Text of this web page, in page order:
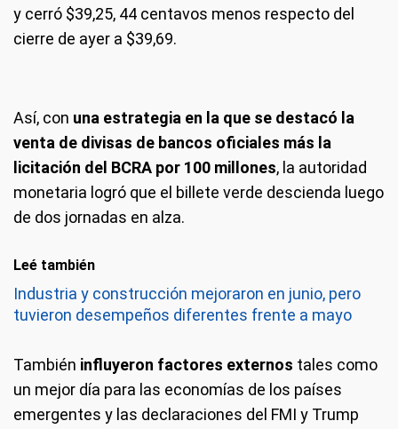
y cerró $39,25, 44 centavos menos respecto del
cierre de ayer a $39,69.
Así, con una estrategia en la que se destacó la
venta de divisas de bancos oficiales más la
licitación del BCRA por 100 millones, la autoridad
monetaria logró que el billete verde descienda luego
de dos jornadas en alza.
Leé también
Industria y construcción mejoraron en junio, pero
tuvieron desempeños diferentes frente a mayo
También influyeron factores externos tales como
un mejor día para las economías de los países
emergentes y las declaraciones del FMI y Trump